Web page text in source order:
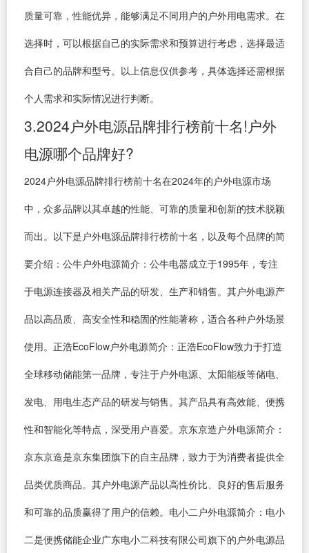
质量可靠，性能优异，能够满足不同用户的户外用电需求。在
选择时，可以根据自己的实际需求和预算进行考虑，选择最适
合自己的品牌和型号。以上信息仅供参考，具体选择还需根据
个人需求和实际情况进行判断。
3.2024户外电源品牌排行榜前十名!户外
电源哪个品牌好?
2024户外电源品牌排行榜前十名在2024年的户外电源市场
中，众多品牌以其卓越的性能、可靠的质量和创新的技术脱颖
而出。以下是户外电源品牌排行榜前十名，以及每个品牌的简
要介绍：公牛户外电源简介：公牛电器成立于1995年，专注
于电源连接器及相关产品的研发、生产和销售。其户外电源产
品以高品质、高安全性和稳固的性能著称，适合各种户外场景
使用。正浩EcoFlow户外电源简介：正浩EcoFlow致力于打造
全球移动储能第一品牌，专注于户外电源、太阳能板等储电、
发电、用电生态产品的研发与销售。其产品具有高效能、便携
性和智能化等特点，深受用户喜爱。京东京造户外电源简介：
京东京造是京东集团旗下的自主品牌，致力于为消费者提供全
品类优质商品。其户外电源产品以高性价比、良好的售后服务
和可靠的品质赢得了用户的信赖。电小二户外电源简介：电小
二是便携储能企业广东电小二科技有限公司旗下的户外电源品